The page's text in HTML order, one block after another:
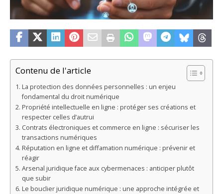
Contenu de l'article
La protection des données personnelles : un enjeu
fondamental du droit numérique
Propriété intellectuelle en ligne : protéger ses créations et
respecter celles d’autrui
Contrats électroniques et commerce en ligne : sécuriser les
transactions numériques
Réputation en ligne et diffamation numérique : prévenir et
réagir
Arsenal juridique face aux cybermenaces : anticiper plutôt
que subir
Le bouclier juridique numérique : une approche intégrée et